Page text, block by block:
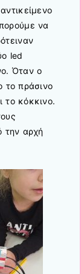
να
led
Όταν ο
το πράσινο
το κόκκινο.
την αρχή